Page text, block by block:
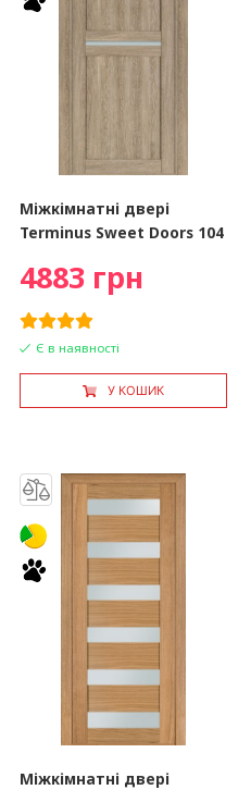
Міжкімнатні двері
Terminus Sweet Doors 104
4883 грн
Є в наявності
У КОШИК
Міжкімнатні двері